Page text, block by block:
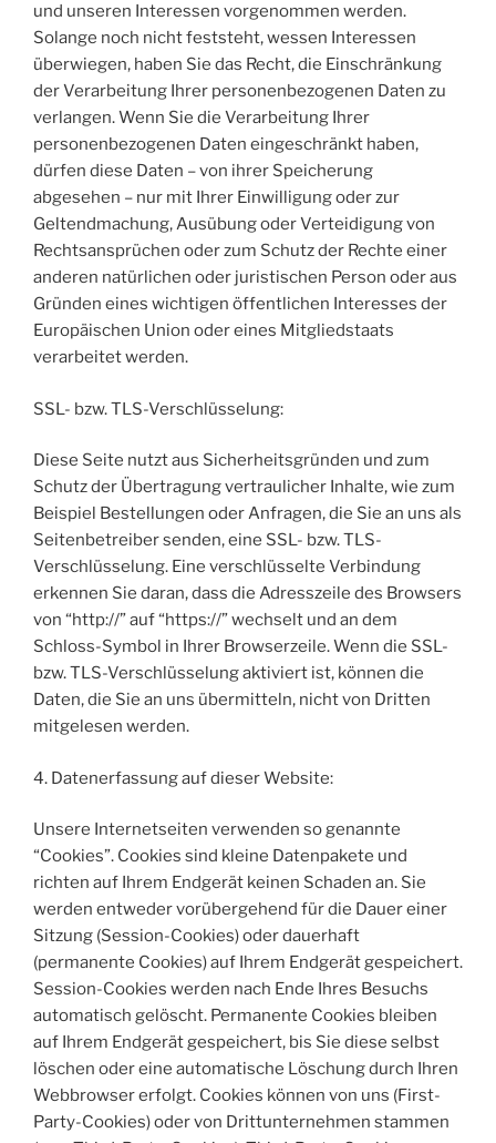
und unseren Interessen vorgenommen werden.
Solange noch nicht feststeht, wessen Interessen
überwiegen, haben Sie das Recht, die Einschränkung
der Verarbeitung Ihrer personenbezogenen Daten zu
verlangen. Wenn Sie die Verarbeitung Ihrer
personenbezogenen Daten eingeschränkt haben,
dürfen diese Daten – von ihrer Speicherung
abgesehen – nur mit Ihrer Einwilligung oder zur
Geltendmachung, Ausübung oder Verteidigung von
Rechtsansprüchen oder zum Schutz der Rechte einer
anderen natürlichen oder juristischen Person oder aus
Gründen eines wichtigen öffentlichen Interesses der
Europäischen Union oder eines Mitgliedstaats
verarbeitet werden.
SSL- bzw. TLS-Verschlüsselung:
Diese Seite nutzt aus Sicherheitsgründen und zum
Schutz der Übertragung vertraulicher Inhalte, wie zum
Beispiel Bestellungen oder Anfragen, die Sie an uns als
Seitenbetreiber senden, eine SSL- bzw. TLS-
Verschlüsselung. Eine verschlüsselte Verbindung
erkennen Sie daran, dass die Adresszeile des Browsers
von “http://” auf “https://” wechselt und an dem
Schloss-Symbol in Ihrer Browserzeile. Wenn die SSL-
bzw. TLS-Verschlüsselung aktiviert ist, können die
Daten, die Sie an uns übermitteln, nicht von Dritten
mitgelesen werden.
4. Datenerfassung auf dieser Website:
Unsere Internetseiten verwenden so genannte
“Cookies”. Cookies sind kleine Datenpakete und
richten auf Ihrem Endgerät keinen Schaden an. Sie
werden entweder vorübergehend für die Dauer einer
Sitzung (Session-Cookies) oder dauerhaft
(permanente Cookies) auf Ihrem Endgerät gespeichert.
Session-Cookies werden nach Ende Ihres Besuchs
automatisch gelöscht. Permanente Cookies bleiben
auf Ihrem Endgerät gespeichert, bis Sie diese selbst
löschen oder eine automatische Löschung durch Ihren
Webbrowser erfolgt. Cookies können von uns (First-
Party-Cookies) oder von Drittunternehmen stammen